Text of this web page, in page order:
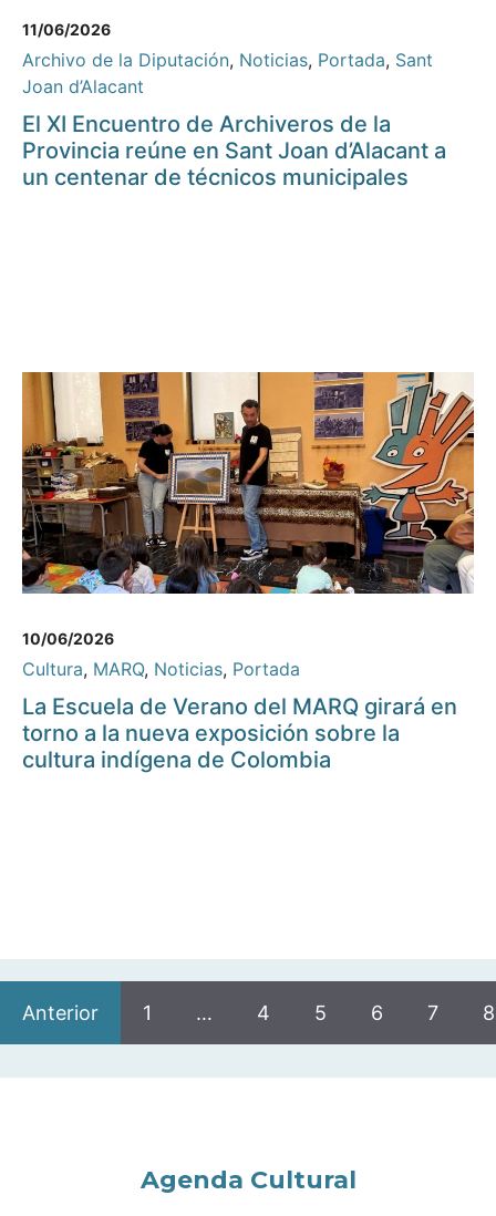
11/06/2026
Archivo de la Diputación, Noticias, Portada, Sant
Joan d’Alacant
El XI Encuentro de Archiveros de la
Provincia reúne en Sant Joan d’Alacant a
un centenar de técnicos municipales
10/06/2026
Cultura, MARQ, Noticias, Portada
La Escuela de Verano del MARQ girará en
torno a la nueva exposición sobre la
cultura indígena de Colombia
Anterior 1 … 4 5 6 7 8
Agenda Cultural